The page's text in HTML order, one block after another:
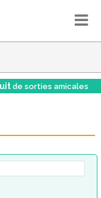
de sorties amicales